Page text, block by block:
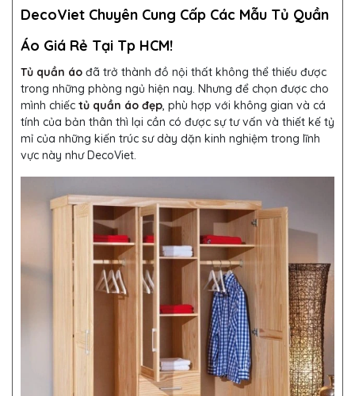
DecoViet Chuyên Cung Cấp Các Mẫu Tủ Quần
Áo Giá Rẻ Tại Tp HCM!
Tủ quần áo đã trở thành đồ nội thất không thể thiếu được
trong những phòng ngủ hiện nay. Nhưng để chọn được cho
mình chiếc tủ quần áo đẹp, phù hợp với không gian và cá
tính của bản thân thì lại cần có được sự tư vấn và thiết kế tỷ
mỉ của những kiến trúc sư dày dặn kinh nghiệm trong lĩnh
vực này như DecoViet.